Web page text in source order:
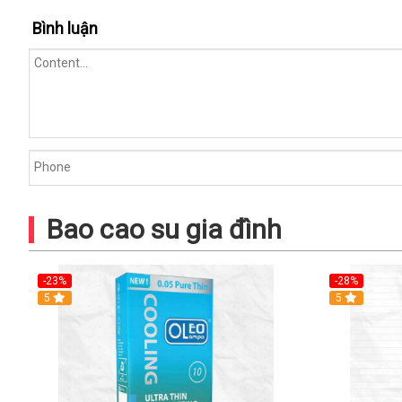
Bình luận
Bao cao su gia đình
-23%
5
-28%
Hot
5